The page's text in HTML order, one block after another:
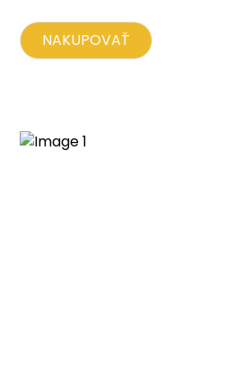
NAKUPOVAŤ